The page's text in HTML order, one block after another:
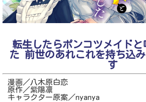
転生したらポンコツメイド
た 前世のあれこれを持ち込
す
漫画／八木原白恋
原作／紫陽凛
キャラクター原案／nyanya